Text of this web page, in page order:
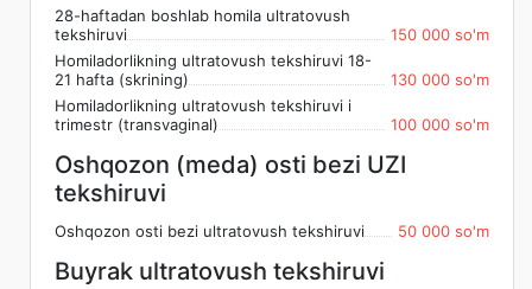
28-haftadan boshlab homila ultratovush
tekshiruvi
150 000 so'm
Homiladorlikning ultratovush tekshiruvi 18-
21 hafta (skrining)
130 000 so'm
Homiladorlikning ultratovush tekshiruvi i
trimestr (transvaginal)
100 000 so'm
Oshqozon (meda) osti bezi UZI
tekshiruvi
Oshqozon osti bezi ultratovush tekshiruvi 50 000 so'm
Buyrak ultratovush tekshiruvi